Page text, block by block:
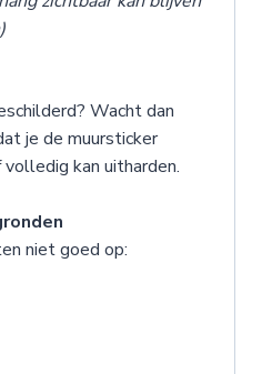
Wacht dan
je de muursticker
kan uitharden.
niet goed op: